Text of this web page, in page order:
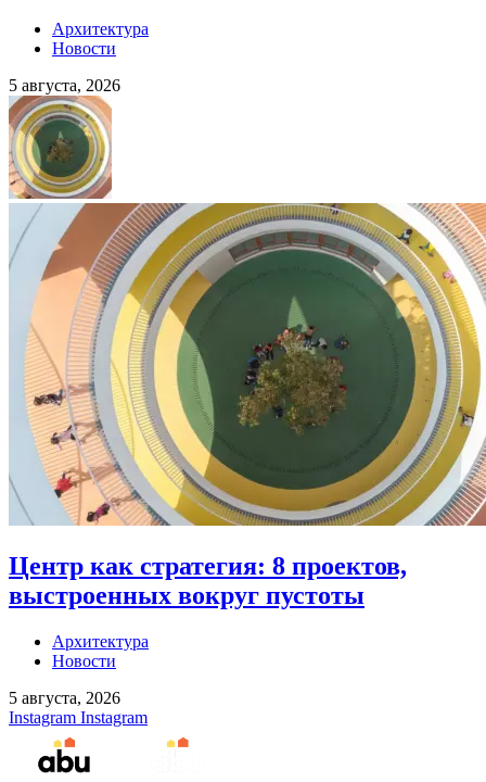
Архитектура
Новости
5 августа, 2026
Центр как стратегия: 8 проектов,
выстроенных вокруг пустоты
Архитектура
Новости
5 августа, 2026
Instagram Instagram